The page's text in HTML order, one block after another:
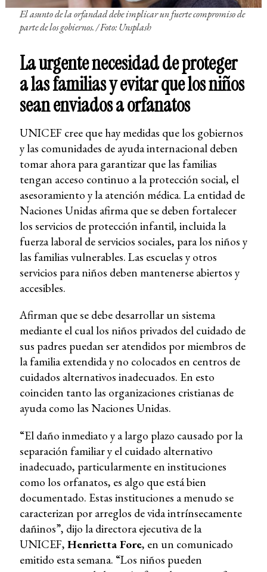
El asunto de la orfandad debe implicar un fuerte compromiso de
parte de los gobiernos./ Foto: Unsplash
La urgente necesidad de proteger
a las familias y evitar que los niños
sean enviados a orfanatos
UNICEF cree que hay medidas que los gobiernos
y las comunidades de ayuda internacional deben
tomar ahora para garantizar que las familias
tengan acceso continuo a la protección social, el
asesoramiento y la atención médica. La entidad de
Naciones Unidas afirma que se deben fortalecer
los servicios de protección infantil, incluida la
fuerza laboral de servicios sociales, para los niños y
las familias vulnerables. Las escuelas y otros
servicios para niños deben mantenerse abiertos y
accesibles.
Afirman que se debe desarrollar un sistema
mediante el cual los niños privados del cuidado de
sus padres puedan ser atendidos por miembros de
la familia extendida y no colocados en centros de
cuidados alternativos inadecuados. En esto
coinciden tanto las organizaciones cristianas de
ayuda como las Naciones Unidas.
“El daño inmediato y a largo plazo causado por la
separación familiar y el cuidado alternativo
inadecuado, particularmente en instituciones
como los orfanatos, es algo que está bien
documentado. Estas instituciones a menudo se
caracterizan por arreglos de vida intrínsecamente
dañinos”, dijo la directora ejecutiva de la
UNICEF, Henrietta Fore, en un comunicado
emitido esta semana. “Los niños pueden